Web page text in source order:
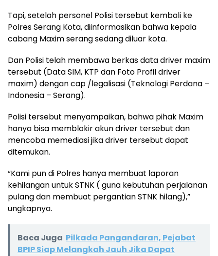
Tapi, setelah personel Polisi tersebut kembali ke
Polres Serang Kota, diinformasikan bahwa kepala
cabang Maxim serang sedang diluar kota.
Dan Polisi telah membawa berkas data driver maxim
tersebut (Data SIM, KTP dan Foto Profil driver
maxim) dengan cap /legalisasi (Teknologi Perdana –
Indonesia – Serang).
Polisi tersebut menyampaikan, bahwa pihak Maxim
hanya bisa memblokir akun driver tersebut dan
mencoba memediasi jika driver tersebut dapat
ditemukan.
“Kami pun di Polres hanya membuat laporan
kehilangan untuk STNK ( guna kebutuhan perjalanan
pulang dan membuat pergantian STNK hilang),”
ungkapnya.
Baca Juga Pilkada Pangandaran, Pejabat
BPIP Siap Melangkah Jauh Jika Dapat